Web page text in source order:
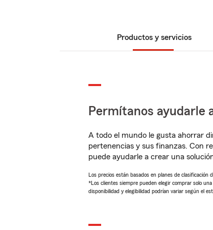
Productos y servicios
Permítanos ayudarle
A todo el mundo le gusta ahorrar
pertenencias y sus finanzas. Con
puede ayudarle a crear una
Los precios están basados en planes de clasificación
*Los clientes siempre pueden elegir comprar solo
disponibilidad y elegibilidad podrían variar según el